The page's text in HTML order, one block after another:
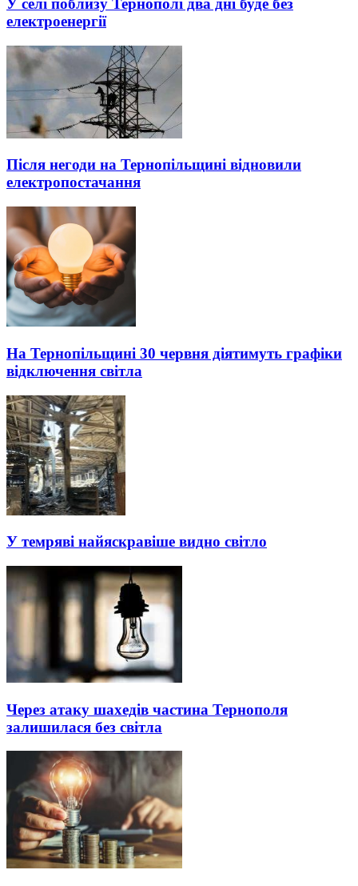
У селі поблизу Тернополі два дні буде без
електроенергії
Після негоди на Тернопільщині відновили
електропостачання
На Тернопільщині 30 червня діятимуть графіки
відключення світла
У темряві найяскравіше видно світло
Через атаку шахедів частина Тернополя
залишилася без світла